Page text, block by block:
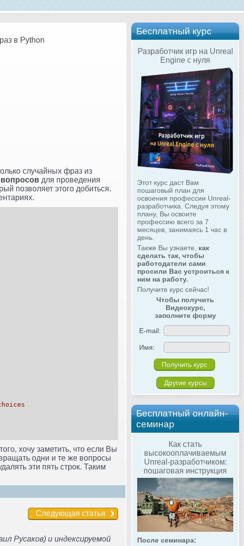
Бесплатный курс
Разработчик игр на Unreal
Engine с нуля
Этот курс даст Вам
пошаговый план для
освоения профессии Unreal-
разработчика. Следуя этому
плану, Вы освоите
профессию всего за 7
месяцев, занимаясь 1 час в
день.
Также Вы узнаете, как
сделать так, чтобы
работодатели сами
просили Вас устроиться к
ним на работу.
Получите курс сейчас!
Чтобы получить
Видеокурс,
заполните форму
E-mail:
Имя:
Другие курсы
Бесплатный онлайн-
семинар
Как стать
высокооплачиваемым
Unreal-разработчиком:
пошаговая инструкция
После семинара:
в Python
случайных фраз из
вопросов для проведения
позволяет этого добиться.
хочу заметить, что если Вы
одни и те же вопросы
эти пять строк. Таким
Следующая статья
Русаков) и индексируемой